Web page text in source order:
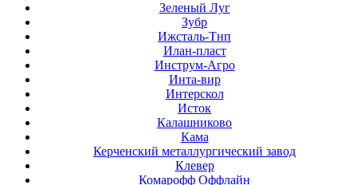
Зеленый Луг
Зубр
Ижсталь-Тнп
Илан-пласт
Инструм-Агро
Инта-вир
Интерскол
Исток
Калашниково
Кама
Керченский металлургический завод
Клевер
Комарофф Оффлайн